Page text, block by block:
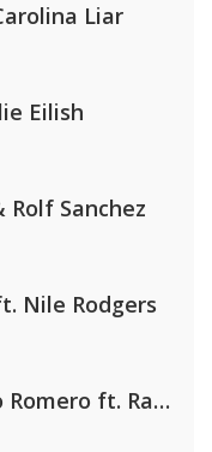
Liar
Eilish
Rolf Sanchez
Nile Rodgers
Jamoxy & Agatino Romero ft. Raffaella Carrà